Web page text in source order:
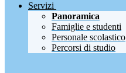
Servizi
Panoramica
Famiglie e studenti
Personale scolastico
Percorsi di studio